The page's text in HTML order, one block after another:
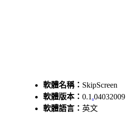
軟體名稱： SkipScreen
軟體版本： 0.1 .04032009
軟體語言： 英文